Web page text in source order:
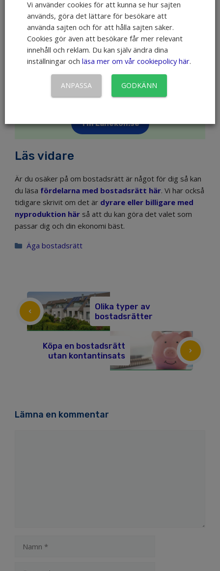
Tips!– jämför bolån & lånelöften
ViaLånekoll.sekan du med hjälp av en ansökan få
erbjudanden om lånelöften och bolån av flera banker
samtidigt. Jämför bankerna och välj själv om du vill
acceptera något erbjudande eller inte. Det är helt
gratis att använda tjänsten och du förbinder dig inte
till något när du gör en ansökan.
Till Lånekoll.se
Läs vidare
Är du osäker på om bostadsrätt är något för dig så kan
du läsa fördelarna med bostadsrätt här. Vi har också
tidigare skrivit om det är dyrare eller billigare med
nyproduktion här så att du kan göra det valet som
passar dig och din ekonomi bäst.
Kategorier
Äga bostadsrätt
Olika typer av
bostadsrätter
Köpa en bostadsrätt
utan kontantinsats
Lämna en kommentar
Vi använder cookies för att kunna se hur sajten
används, göra det lättare för besökare att
använda sajten och för att hålla sajten säker.
Cookies gör även att besökare får mer relevant
innehåll och reklam. Du kan själv ändra dina
inställningar och läsa mer om vår cookiepolicy här.
ANPASSA GODKÄNN